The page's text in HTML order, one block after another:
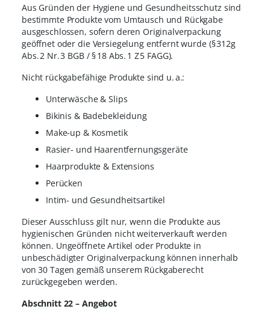
Aus Gründen der Hygiene und Gesundheitsschutz sind
bestimmte Produkte vom Umtausch und Rückgabe
ausgeschlossen, sofern deren Originalverpackung
geöffnet oder die Versiegelung entfernt wurde (§ 312g
Abs. 2 Nr. 3 BGB / § 18 Abs. 1 Z 5 FAGG).
Nicht rückgabefähige Produkte sind u. a.:
Unterwäsche & Slips
Bikinis & Badebekleidung
Make-up & Kosmetik
Rasier- und Haarentfernungsgeräte
Haarprodukte & Extensions
Perücken
Intim- und Gesundheitsartikel
Dieser Ausschluss gilt nur, wenn die Produkte aus
hygienischen Gründen nicht weiterverkauft werden
können. Ungeöffnete Artikel oder Produkte in
unbeschädigter Originalverpackung können innerhalb
von 30 Tagen gemäß unserem Rückgaberecht
zurückgegeben werden.
Abschnitt 22 – Angebot